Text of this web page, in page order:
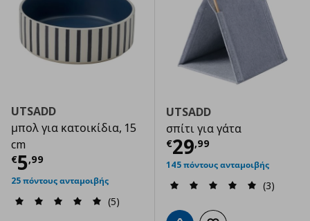
UTSADD
μπολ για κατοικίδια, 15
cm
€5,99
Τρέχουσα τιμή € 5,99
25 πόντους ανταμοιβής
(5)
UTSADD
σπίτι για γάτα
€29,99
Τρέχουσα
145 πόντους ανταμοιβής
(3)